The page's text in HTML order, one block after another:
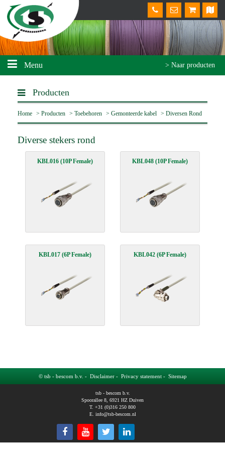
> Naar producten
Menu
Producten
Home > Producten > Toebehoren > Gemonteerde kabel > Diversen Rond
Diverse stekers rond
KBL016 (10P Female) KBL048 (10P Female)
KBL017 (6P Female) KBL042 (6P Female)
© tsb - bescom b.v. - Disclaimer- Privacy statement- Sitemap
tsb - bescom b.v.
Spoorallee 8, 6921 HZ Duiven
T. +31 (0)316 250 800
E. info@tsb-bescom.nl